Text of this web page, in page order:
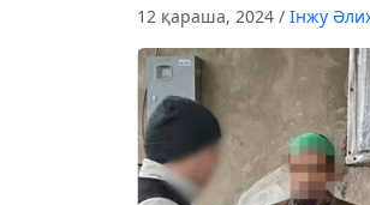
12 қараша, 2024 / Інжу